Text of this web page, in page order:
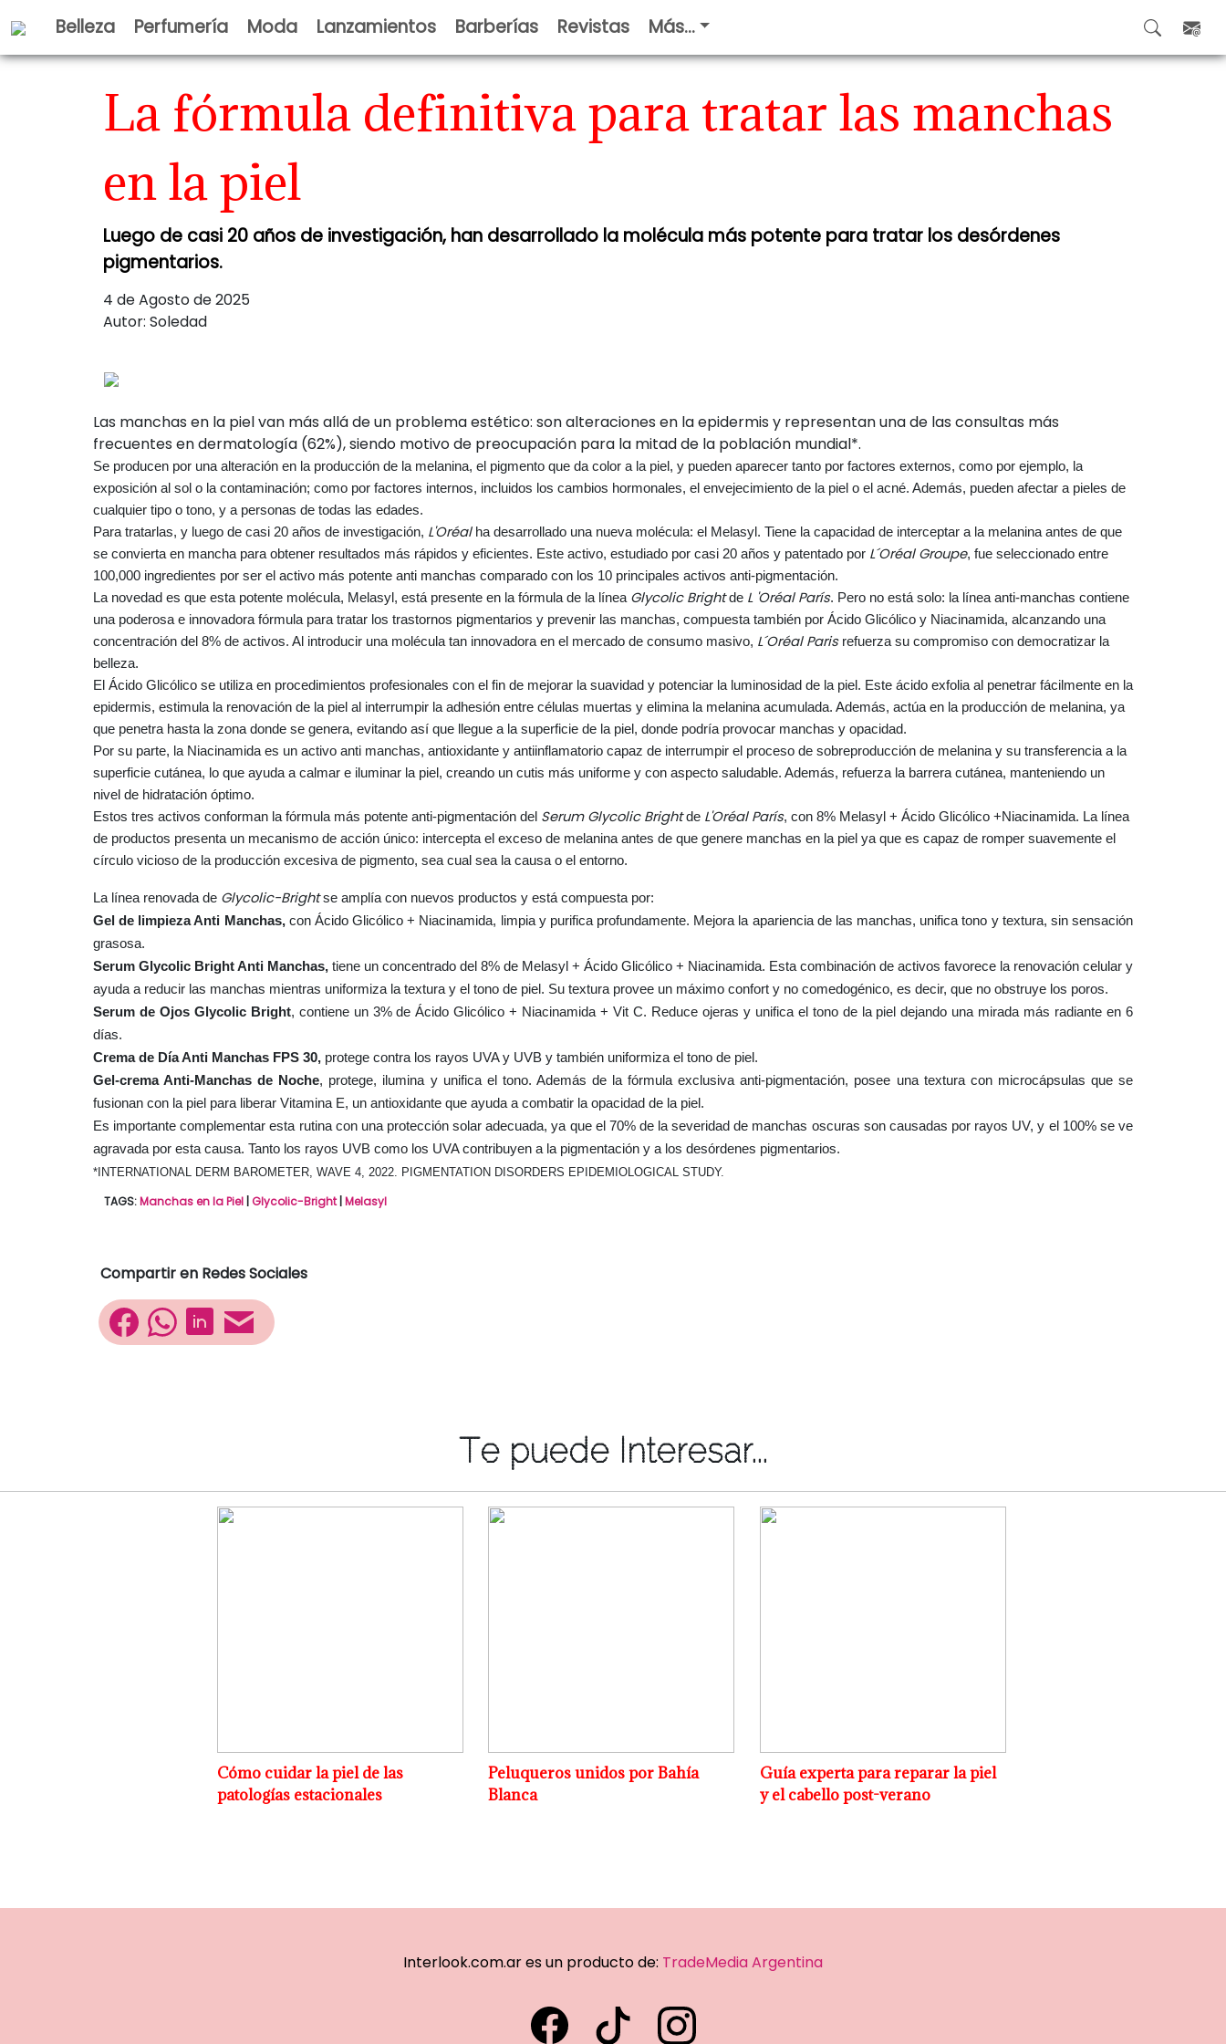
Belleza Perfumería Moda Lanzamientos Barberías Revistas Más...
BIENESTAR
La fórmula definitiva para tratar las manchas
en la piel
Luego de casi 20 años de investigación, han desarrollado la molécula más potente para tratar los desórdenes
pigmentarios.
4 de Agosto de 2025
Autor: Soledad
Las manchas en la piel van más allá de un problema estético: son alteraciones en la epidermis y representan una de las consultas más
frecuentes en dermatología (62%), siendo motivo de preocupación para la mitad de la población mundial*.
Se producen por una alteración en la producción de la melanina, el pigmento que da color a la piel, y pueden aparecer tanto por factores externos, como por ejemplo, la
exposición al sol o la contaminación; como por factores internos, incluidos los cambios hormonales, el envejecimiento de la piel o el acné. Además, pueden afectar a pieles de
cualquier tipo o tono, y a personas de todas las edades.
Para tratarlas, y luego de casi 20 años de investigación, L'Oréal ha desarrollado una nueva molécula: el Melasyl. Tiene la capacidad de interceptar a la melanina antes de que
se convierta en mancha para obtener resultados más rápidos y eficientes. Este activo, estudiado por casi 20 años y patentado por L´Oréal Groupe, fue seleccionado entre
100,000 ingredientes por ser el activo más potente anti manchas comparado con los 10 principales activos anti-pigmentación.
La novedad es que esta potente molécula, Melasyl, está presente en la fórmula de la línea Glycolic Brightde L 'Oréal París. Pero no está solo: la línea anti-manchas contiene
una poderosa e innovadora fórmula para tratar los trastornos pigmentarios y prevenir las manchas, compuesta también por Ácido Glicólico y Niacinamida, alcanzando una
concentración del 8% de activos. Al introducir una molécula tan innovadora en el mercado de consumo masivo, L´Oréal Parisrefuerza su compromiso con democratizar la
belleza.
El Ácido Glicólico se utiliza en procedimientos profesionales con el fin de mejorar la suavidad y potenciar la luminosidad de la piel. Este ácido exfolia al penetrar fácilmente en la
epidermis, estimula la renovación de la piel al interrumpir la adhesión entre células muertas y elimina la melanina acumulada. Además, actúa en la producción de melanina, ya
que penetra hasta la zona donde se genera, evitando así que llegue a la superficie de la piel, donde podría provocar manchas y opacidad.
Por su parte, la Niacinamida es un activo anti manchas, antioxidante y antiinflamatorio capaz de interrumpir el proceso de sobreproducción de melanina y su transferencia a la
superficie cutánea, lo que ayuda a calmar e iluminar la piel, creando un cutis más uniforme y con aspecto saludable. Además, refuerza la barrera cutánea, manteniendo un
nivel de hidratación óptimo.
Estos tres activos conforman la fórmula más potente anti-pigmentación del Serum Glycolic Brightde L'Oréal París, con 8% Melasyl + Ácido Glicólico +Niacinamida. La línea
de productos presenta un mecanismo de acción único: intercepta el exceso de melanina antes de que genere manchas en la piel ya que es capaz de romper suavemente el
círculo vicioso de la producción excesiva de pigmento, sea cual sea la causa o el entorno.
La línea renovada de Glycolic-Brightse amplía con nuevos productos y está compuesta por:
Gel de limpieza Anti Manchas, con Ácido Glicólico + Niacinamida, limpia y purifica profundamente. Mejora la apariencia de las manchas, unifica tono y textura, sin sensación
grasosa.
Serum Glycolic Bright Anti Manchas, tiene un concentrado del 8% de Melasyl + Ácido Glicólico + Niacinamida. Esta combinación de activos favorece la renovación celular y
ayuda a reducir las manchas mientras uniformiza la textura y el tono de piel. Su textura provee un máximo confort y no comedogénico, es decir, que no obstruye los poros.
Serum de Ojos Glycolic Bright, contiene un 3% de Ácido Glicólico + Niacinamida + Vit C. Reduce ojeras y unifica el tono de la piel dejando una mirada más radiante en 6
días.
Crema de Día Anti Manchas FPS 30, protege contra los rayos UVA y UVB y también uniformiza el tono de piel.
Gel-crema Anti-Manchas de Noche, protege, ilumina y unifica el tono. Además de la fórmula exclusiva anti-pigmentación, posee una textura con microcápsulas que se
fusionan con la piel para liberar Vitamina E, un antioxidante que ayuda a combatir la opacidad de la piel.
Es importante complementar esta rutina con una protección solar adecuada, ya que el 70% de la severidad de manchas oscuras son causadas por rayos UV, y el 100% se ve
agravada por esta causa. Tanto los rayos UVB como los UVA contribuyen a la pigmentación y a los desórdenes pigmentarios.
*INTERNATIONAL DERM BAROMETER, WAVE 4, 2022. PIGMENTATION DISORDERS EPIDEMIOLOGICAL STUDY.
TAGS:Manchas en la Piel Glycolic-Bright| Melasyl
Compartir en Redes Sociales
Te puede Interesar...
Cómo cuidar la piel de las
patologías estacionales
Peluqueros unidos por Bahía
Blanca
Guía experta para reparar la piel
y el cabello post-verano
Interlook.com.ar es un producto de: TradeMedia Argentina